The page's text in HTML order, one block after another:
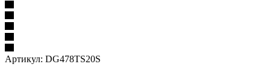
Артикул: DG478TS20S